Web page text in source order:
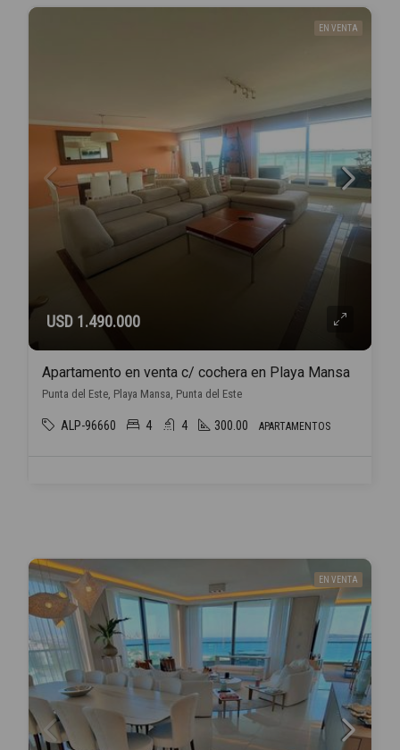
EN VENTA
USD 1.490.000
Apartamento en venta c/ cochera en Playa Mansa
Punta del Este, Playa Mansa, Punta del Este
ALP-96660 4 4 300.00 APARTAMENTOS
EN VENTA